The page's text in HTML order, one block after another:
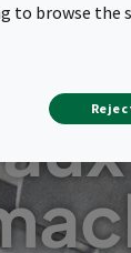
to browse the